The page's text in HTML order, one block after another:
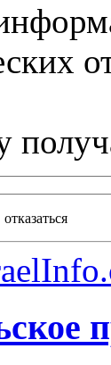
отказаться